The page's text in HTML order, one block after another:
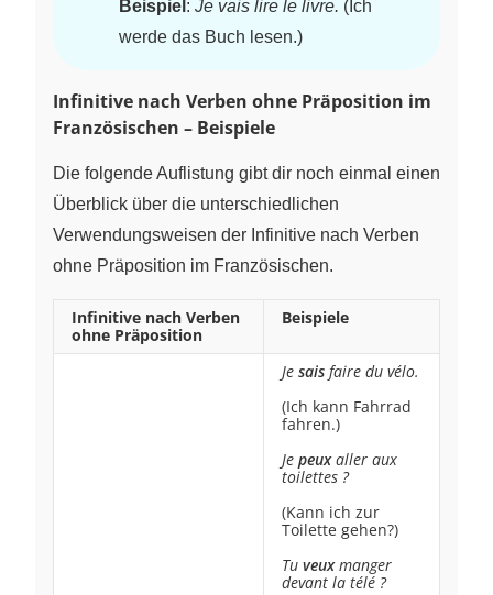
Beispiel : Je vais lire le livre. (Ich
werde das Buch lesen.)
Infinitive nach Verben ohne Präposition im
Französischen – Beispiele
Die folgende Auflistung gibt dir noch einmal einen
Überblick über die unterschiedlichen
Verwendungsweisen der Infinitive nach Verben
ohne Präposition im Französischen.
Infinitive nach Verben
ohne Präposition
Beispiele
Je sais faire du vélo.
(Ich kann Fahrrad
fahren.)
Je peuxaller aux
toilettes ?
(Kann ich zur
Toilette gehen?)
Tu veuxmanger
devant la télé ?